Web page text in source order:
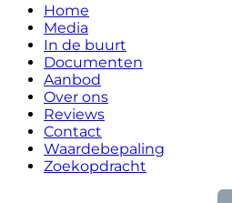
Home
Media
In de buurt
Documenten
Aanbod
Over ons
Reviews
Contact
Waardebepaling
Zoekopdracht